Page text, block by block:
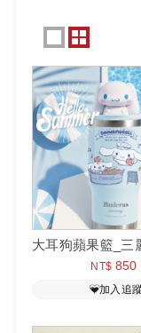
NT$ 850
加入追蹤